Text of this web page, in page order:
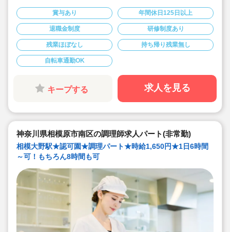
献立にそって調理頂ける調理員の募集です！
◆雲母保育園は60名以下のコンパクトなサイズの園にな
りますので、食数も少なめです！
◆1日6時間の勤務から相談可能です！もちろん8時間の
勤務も相談可能！仕事もプライベートも両立出来ます。
◆残業なし！定時あがり！
◆日々の保育を大切に楽しくお仕事出来ます（行事準
備・書き物類軽減されています）
◆保育園での調理経験がある方大歓迎！病院や高齢者施
設での経験がある方も大歓迎です！
◆職員同士の協力を大切にしています！（先輩スタッフ
がサポートします！）
賞与あり 年間休日125日以上
退職金制度 研修制度あり
残業ほぼなし 持ち帰り残業無し
自転車通勤OK
キープする 求人を見る
神奈川県相模原市南区の調理師求人パート(非常勤)
相模大野駅★認可園★調理パート★時給1,650円★1日6時間
～可！もちろん8時間も可